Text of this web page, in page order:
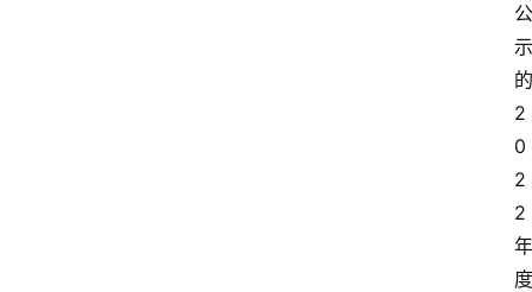
公
示
的
2
0
2
2
年
度